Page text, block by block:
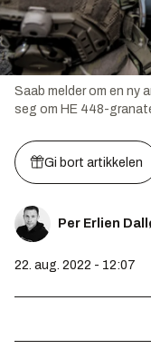
Saab melder om en ny
seg om HE 448-
Gi bort artikkelen
Per Erlien
22. aug. 2022 - 12:07